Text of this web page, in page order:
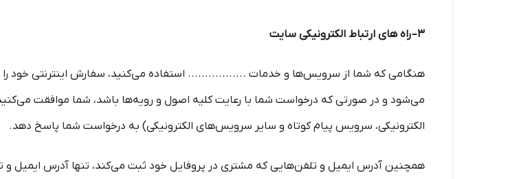
۳– راه های ارتباط الکترونیکی سایت
هنگامی که شما از سرویس‌‏ها و خدمات ................. استفاده می‏‌کنید، سفارش اینترنتی خود را
می‏‌شود و در صورتی که درخواست شما با رعایت کلیه اصول و رویه‏‌ها باشد، شما موافقت
الکترونیکی، سرویس پیام کوتاه و سایر سرویس‌های الکترونیکی) به درخواست شما پاسخ دهد.
همچنین آدرس ایمیل و تلفن‌هایی که مشتری در پروفایل خود ثبت می‌کند، تنها آدرس ایمیل